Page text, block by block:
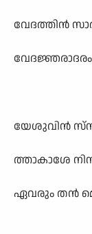
വേദത്തിൻ
വേദജ്ഞരാദരം
യേശുവിൻ
ത്താകാശേ
ഏവരും തൻ